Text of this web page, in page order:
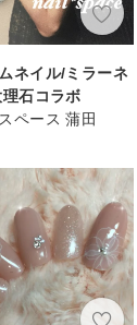
ネイル/ミラーネ
石コラボ
ペース 蒲田